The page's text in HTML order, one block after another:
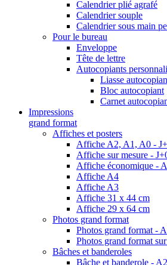
Calendrier plié agrafé
Calendrier souple
Calendrier sous main
Pour le bureau
Enveloppe
Tête de lettre
Autocopiants
Liasse
Bloc autocopiant
Carnet
Impressions
grand format
Affiches et posters
Affiche A2, A1, A0 -
Affiche sur mesure -
Affiche économique -
Affiche A4
Affiche A3
Affiche 31 x 44 cm
Affiche 29 x 64 cm
Photos grand format
Photos grand format -
Photos grand format
Bâches et banderoles
Bâche et banderole -